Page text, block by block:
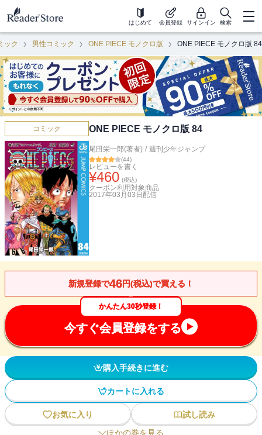
はじめて 会員登録 サインイン 検索
ック 男性コミック ONE PIECE モノクロ版 ONE PIECE モノクロ版 84
コミック ONE PIECE モノクロ版 84
尾田栄一郎(著者) / 週刊少年ジャンプ
(44)
レビューを書く
¥460 (税込)
クーポン利用対象商品
2017年03月03日 配信
新規登録で46円(税込)で買える！
かんたん30秒登録！
今すぐ会員登録をする
購入手続きに進む
カートに入れる
お気に入り
試し読み
ほかの巻を見る